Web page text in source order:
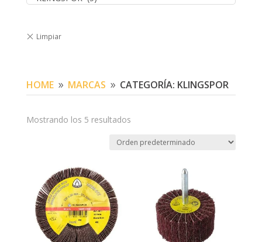
HOME 9 MARCAS 9 CATEGORÍA: KLINGSPOR
Mostrando los 5 resultados